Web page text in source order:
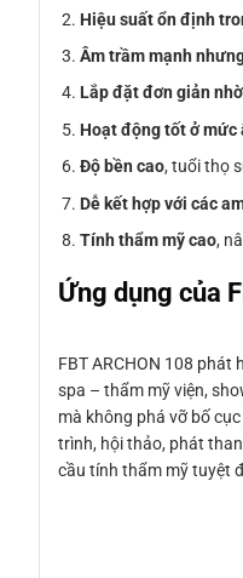
Hiệu suất ổn định
Âm trầm mạnh
Lắp đặt đơn giản
Hoạt động tốt ở mức
Độ bền cao, tuổi thọ
Dễ kết hợp với các
Tính thẩm mỹ cao,
Ứng dụng của
FBT ARCHON 108
spa – thẩm mỹ viện,
mà không phá vỡ bố
trình, hội thảo, phát
cầu tính thẩm mỹ tuyệt